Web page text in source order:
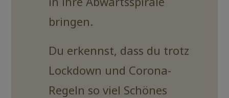
bringen.
Du erkennst, dass du trotz
Lockdown und Corona-
Regeln so viel Schönes